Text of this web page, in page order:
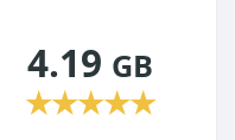
4.19 GB
★★★★★